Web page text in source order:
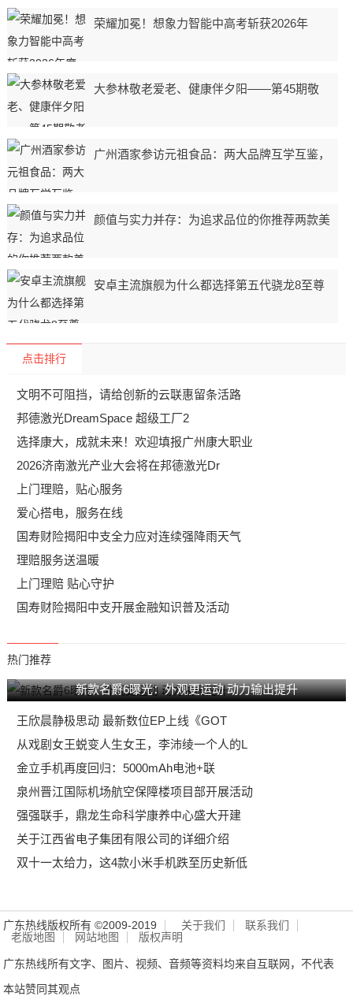
荣耀加冕！想象力智能中高考斩获2026年
大参林敬老爱老、健康伴夕阳——第45期敬
广州酒家参访元祖食品：两大品牌互学互鉴，
颜值与实力并存：为追求品位的你推荐两款美
安卓主流旗舰为什么都选择第五代骁龙8至尊
点击排行
文明不可阻挡，请给创新的云联惠留条活路
邦德激光DreamSpace 超级工厂2
选择康大，成就未来！欢迎填报广州康大职业
2026济南激光产业大会将在邦德激光Dr
上门理赔，贴心服务
爱心搭电，服务在线
国寿财险揭阳中支全力应对连续强降雨天气
理赔服务送温暖
上门理赔 贴心守护
国寿财险揭阳中支开展金融知识普及活动
热门推荐
新款名爵6曝光：外观更运动 动力输出提升
王欣晨静极思动 最新数位EP上线《GOT
从戏剧女王蜕变人生女王，李沛绫一个人的L
金立手机再度回归：5000mAh电池+联
泉州晋江国际机场航空保障楼项目部开展活动
强强联手，鼎龙生命科学康养中心盛大开建
关于江西省电子集团有限公司的详细介绍
双十一太给力，这4款小米手机跌至历史新低
广东热线版权所有 ©2009-2019 关于我们
联系我们
老版地图
网站地图 版权声明
广东热线所有文字、图片、视频、音频等资料均来自互联网，不代表
本站赞同其观点